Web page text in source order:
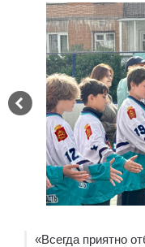
«Всегда приятно